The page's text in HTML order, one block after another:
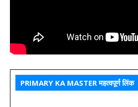
PRIMARY KA MASTER महत्वपूर्ण लिंक